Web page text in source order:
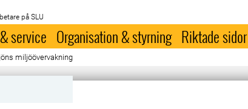
på SLU
service Organisation & styrning Riktade sidor
miljöövervakning